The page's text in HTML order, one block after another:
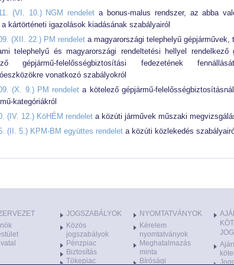
(VI. 10.) NGM rendelet a bonus-malus rendszer, az abba
kártörténeti igazolások kiadásának szabályairól
(XII. 22.) PM rendelet a magyarországi telephelyű gépjárművek,
telephelyű és magyarországi rendeltetési hellyel rendelkező
gépjármű-felelősségbiztosítási fedezetének
vonatkozó szabályokról
(X. 9.) PM rendeleta kötelező gépjármű-
kategóriákról
(IV. 12.) KöHÉM rendelet a közúti járművek műszaki
(II. 5.) KPM-BM együttes rendelet a közúti közlekedés
JOGSZABÁLYOK
Közös
jogszabályok
Pénzpiac
Biztosítás
Tökepiac
NYOMTATVÁNYOK
Kérelem
nyomtatványok
Meghatalmazás
minta
Bírósági